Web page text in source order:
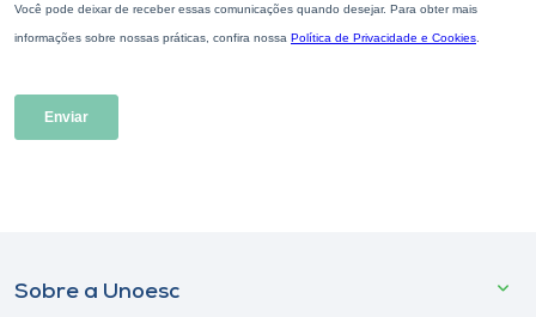
Sobre a Unoesc